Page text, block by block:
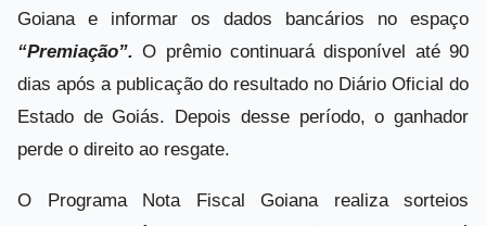
Goiana e informar os dados bancários no espaço
“Premiação”. O prêmio continuará disponível até 90
dias após a publicação do resultado no Diário Oficial do
Estado de Goiás. Depois desse período, o ganhador
perde o direito ao resgate.
O Programa Nota Fiscal Goiana realiza sorteios